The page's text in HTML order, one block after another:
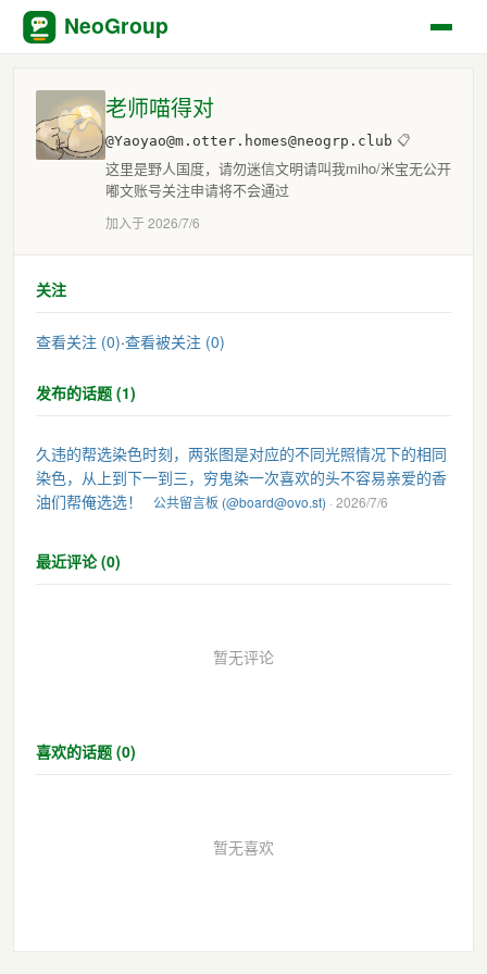
NeoGroup
老师喵得对
@Yaoyao@m.otter.homes@neogrp.club 📋
这里是野人国度，请勿迷信文明请叫我miho/米宝无公开
嘟文账号关注申请将不会通过
加入于 2026/7/6
关注
查看关注 (0)·查看被关注 (0)
发布的话题 (1)
久违的帮选染色时刻，两张图是对应的不同光照情况下的相同
染色，从上到下一到三，穷鬼染一次喜欢的头不容易亲爱的香
油们帮俺选选！
公共留言板 (@board@ovo.st) · 2026/7/6
最近评论 (0)
暂无评论
喜欢的话题 (0)
暂无喜欢